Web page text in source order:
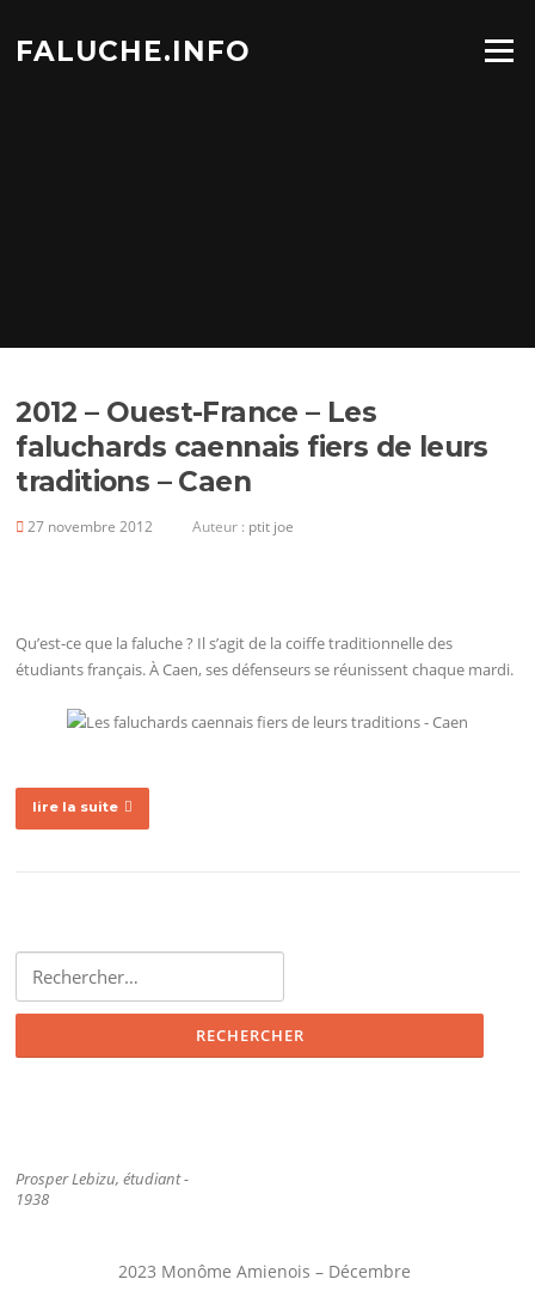
contenu
FALUCHE.INFO Menu
2012 – Ouest-France – Les
faluchards caennais fiers de leurs
traditions – Caen
27 novembre 2012 Auteur : ptit joe
Qu’est-ce que la faluche ? Il s’agit de la coiffe traditionnelle des
étudiants français. À Caen, ses défenseurs se réunissent chaque mardi.
lire la suite
Prosper Lebizu, étudiant -
1938
2023 Monôme Amienois – Décembre